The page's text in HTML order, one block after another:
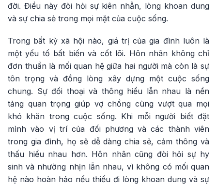
đời. Điều này đòi hỏi sự kiên nhẫn, lòng khoan dung
và sự chia sẻ trong mọi mặt của cuộc sống.
Trong bất kỳ xã hội nào, giá trị của gia đình luôn là
một yếu tố bất biến và cốt lõi. Hôn nhân không chỉ
đơn thuần là mối quan hệ giữa hai người mà còn là sự
tôn trọng và đồng lòng xây dựng một cuộc sống
chung. Sự đối thoại và thông hiểu lẫn nhau là nền
tảng quan trọng giúp vợ chồng cùng vượt qua mọi
khó khăn trong cuộc sống. Khi mỗi người biết đặt
mình vào vị trí của đối phương và các thành viên
trong gia đình, họ sẽ dễ dàng chia sẻ, cảm thông và
thấu hiểu nhau hơn. Hôn nhân cũng đòi hỏi sự hy
sinh và nhường nhịn lẫn nhau, vì không có mối quan
hệ nào hoàn hảo nếu thiếu đi lòng khoan dung và sự